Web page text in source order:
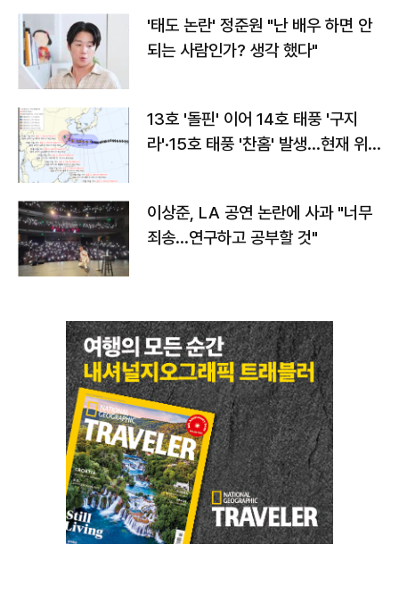
'태도 논란' 정준원 "난 배우 하면 안
되는 사람인가? 생각 했다"
13호 '돌핀' 이어 14호 태풍 '구지
라'·15호 태풍 '찬홈' 발생…현재 위
이상준, LA 공연 논란에 사과 "너무
죄송…연구하고 공부할 것"